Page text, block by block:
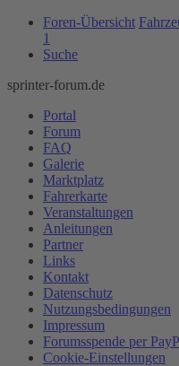
Foren-Übersicht
1
Suche
sprinter-forum.de
Portal
Forum
FAQ
Galerie
Marktplatz
Fahrerkarte
Veranstaltungen
Anleitungen
Partner
Links
Kontakt
Datenschutz
Nutzungsbedingungen
Impressum
Forumsspende per
Cookie-Einstellungen